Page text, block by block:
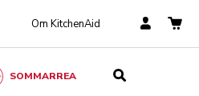
Om KitchenAid
SOMMARREA